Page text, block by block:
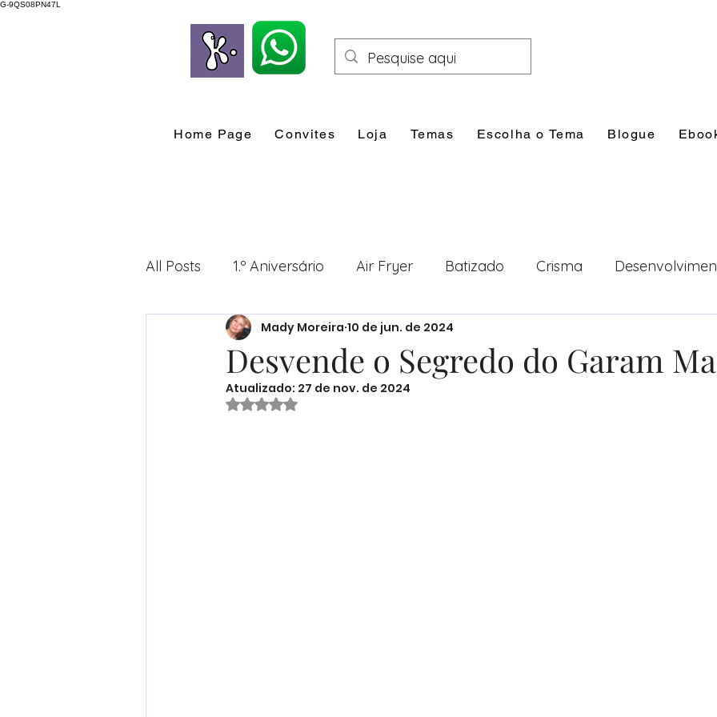
G-9QS08PN47L
Home Page Convites Loja Temas Escolha o Tema Blogue
All Posts 1.º Aniversário Air Fryer Batizado Crisma
Desenvolvimento Profissional Festas
Receitas Ser Mulher Sugestões de Textos
Desvende o Segredo do Garam
Mady Moreira 10 de jun. de 2024
Atualizado: 27 de nov. de 2024
Avaliado com NaN de 5 estrelas.